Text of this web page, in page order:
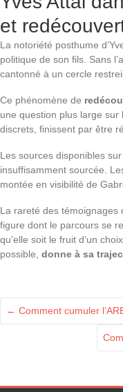
et
La notoriété posthume
politique de son fils. Sans
cantonné à un cercle
Ce phénomène de
une question plus large
discrets, finissent par être
Les sources disponibles
insuffisamment sourcée.
montée en visibilité de
La rareté des témoignages
figure dont le parcours se
qu’elle soit le fruit d’un
possible, donne à sa
← Comment cumuler